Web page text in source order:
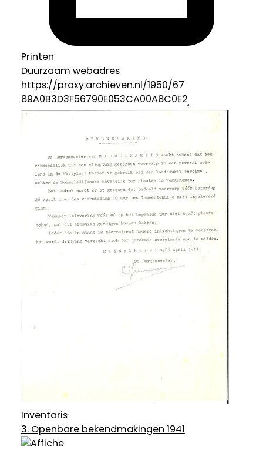
Printen
Duurzaam webadres
Inventaris
3. Openbare bekendmakingen 1941